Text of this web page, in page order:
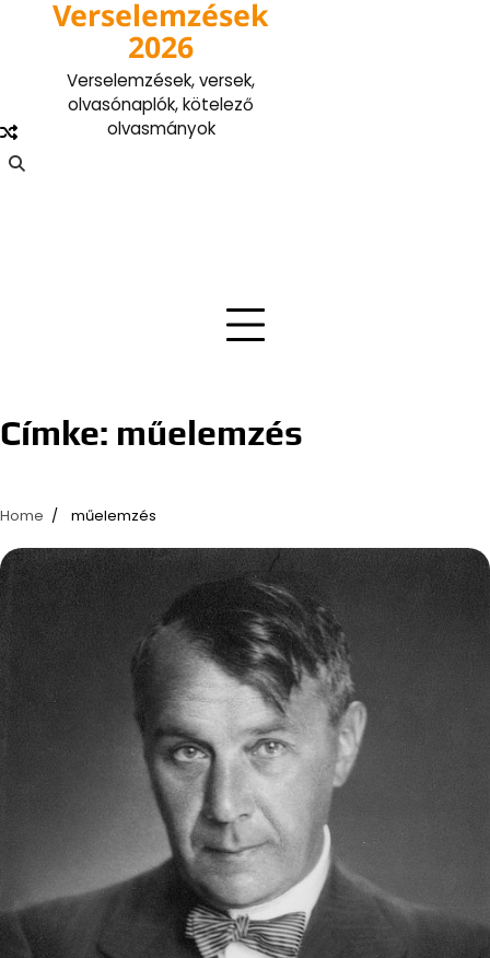
Verselemzések
2026
Verselemzések, versek,
olvasónaplók, kötelező
olvasmányok
Címke: műelemzés
Home műelemzés